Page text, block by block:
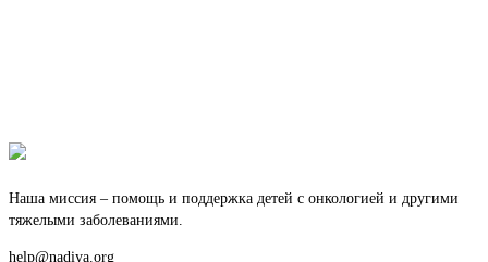
Наша миссия – помощь и поддержка детей с онкологией и другими
тяжелыми заболеваниями.
help@nadiya.org